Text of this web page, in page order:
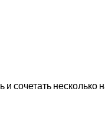
сочетать несколько